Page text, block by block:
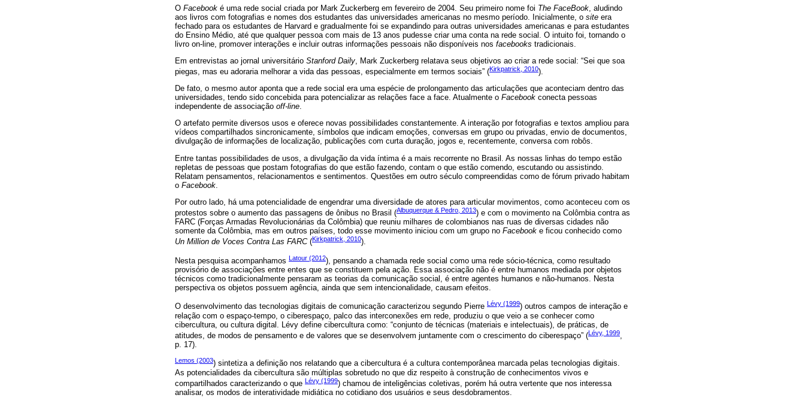
O Facebook é uma rede social criada por Mark Zuckerberg em fevereiro de 2004. Seu primeiro nome foi The FaceBook , aludindo
aos livros com fotografias e nomes dos estudantes das universidades americanas no mesmo período. Inicialmente, o site era
fechado para os estudantes de Harvard e gradualmente foi se expandindo para outras universidades americanas e para estudantes
do Ensino Médio, até que qualquer pessoa com mais de 13 anos pudesse criar uma conta na rede social. O intuito foi, tornando o
livro on-line, promover interações e incluir outras informações pessoais não disponíveis nos facebooks tradicionais.
Em entrevistas ao jornal universitário Stanford Daily , Mark Zuckerberg relatava seus objetivos ao criar a rede social: “Sei que soa
piegas, mas eu adoraria melhorar a vida das pessoas, especialmente em termos sociais” (Kirkpatrick, 2010).
De fato, o mesmo autor aponta que a rede social era uma espécie de prolongamento das articulações que aconteciam dentro das
universidades, tendo sido concebida para potencializar as relações face a face. Atualmente o Facebook conecta pessoas
independente de associação off-line.
O artefato permite diversos usos e oferece novas possibilidades constantemente. A interação por fotografias e textos ampliou para
vídeos compartilhados sincronicamente, símbolos que indicam emoções, conversas em grupo ou privadas, envio de documentos,
divulgação de informações de localização, publicações com curta duração, jogos e, recentemente, conversa com robôs.
Entre tantas possibilidades de usos, a divulgação da vida íntima é a mais recorrente no Brasil. As nossas linhas do tempo estão
repletas de pessoas que postam fotografias do que estão fazendo, contam o que estão comendo, escutando ou assistindo.
Relatam pensamentos, relacionamentos e sentimentos. Questões em outro século compreendidas como de fórum privado habitam
o Facebook
Por outro lado, há uma potencialidade de engendrar uma diversidade de atores para articular movimentos, como aconteceu com os
protestos sobre o aumento das passagens de ônibus no Brasil (Albuquerque & Pedro, 2013) e com o movimento na Colômbia contra as
FARC (Forças Armadas Revolucionárias da Colômbia) que reuniu milhares de colombianos nas ruas de diversas cidades não
somente da Colômbia, mas em outros países, todo esse movimento iniciou com um grupo no Facebook e ficou conhecido como
Un Million de Voces Contra Las FARC(Kirkpatrick, 2010).
Nesta pesquisa acompanhamos Latour (2012), pensando a chamada rede social como uma rede sócio-técnica, como resultado
provisório de associações entre entes que se constituem pela ação. Essa associação não é entre humanos mediada por objetos
técnicos como tradicionalmente pensaram as teorias da comunicação social, é entre agentes humanos e não-humanos. Nesta
perspectiva os objetos possuem agência, ainda que sem intencionalidade, causam efeitos.
O desenvolvimento das tecnologias digitais de comunicação caracterizou segundo Pierre Lévy (1999) outros campos de interação e
relação com o espaço-tempo, o ciberespaço, palco das interconexões em rede, produziu o que veio a se conhecer como
cibercultura, ou cultura digital. Lévy define cibercultura como: “conjunto de técnicas (materiais e intelectuais), de práticas, de
atitudes, de modos de pensamento e de valores que se desenvolvem juntamente com o crescimento do ciberespaço” (Lévy, 1999,
p. 17).
Lemos (2003) sintetiza a definição nos relatando que a cibercultura é a cultura contemporânea marcada pelas tecnologias digitais.
As potencialidades da cibercultura são múltiplas sobretudo no que diz respeito à construção de conhecimentos vivos e
compartilhados caracterizando o que Lévy (1999) chamou de inteligências coletivas, porém há outra vertente que nos interessa
analisar, os modos de interatividade midiática no cotidiano dos usuários e seus desdobramentos.